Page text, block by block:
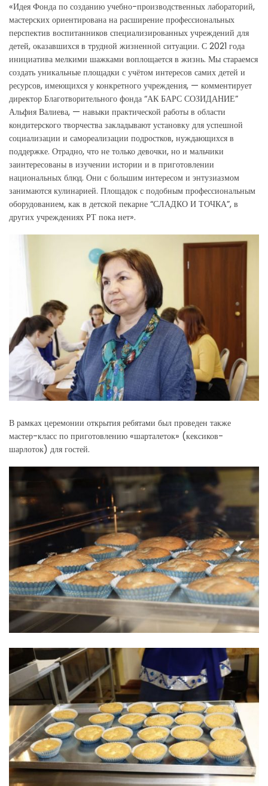
«Идея Фонда по созданию учебно-производственных лабораторий,
мастерских ориентирована на расширение профессиональных
перспектив воспитанников специализированных учреждений для
детей, оказавшихся в трудной жизненной ситуации. С 2021 года
инициатива мелкими шажками воплощается в жизнь. Мы стараемся
создать уникальные площадки с учётом интересов самих детей и
ресурсов, имеющихся у конкретного учреждения, — комментирует
директор Благотворительного фонда “АК БАРС СОЗИДАНИЕ”
Альфия Валиева, — навыки практической работы в области
кондитерского творчества закладывают установку для успешной
социализации и самореализации подростков, нуждающихся в
поддержке. Отрадно, что не только девочки, но и мальчики
заинтересованы в изучении истории и в приготовлении
национальных блюд. Они с большим интересом и энтузиазмом
занимаются кулинарией. Площадок с подобным профессиональным
оборудованием, как в детской пекарне “СЛАДКО И ТОЧКА”, в
других учреждениях РТ пока нет».
В рамках церемонии открытия ребятами был проведен также
мастер-класс по приготовлению «шарталеток» (кексиков-
шарлоток) для гостей.